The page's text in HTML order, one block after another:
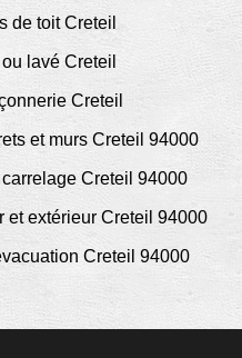
de toit Creteil
lavé Creteil
Creteil
et murs Creteil 94000
Creteil 94000
et extérieur Creteil 94000
Creteil 94000